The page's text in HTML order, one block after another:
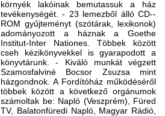
környék lakóinak bemutassuk a ház
tevékenységét. - 23 lemezből álló CD-­
ROM gyűjteményt (szótárak, lexikonok)
adományozott a háznak a Goethe
Institut-Inter Nationes. Többek között
cseh kézikönyvekkel is gyarapodott a
könyvtárunk. - Kiváló munkát végzett
Szamosfalviné Bocsor Zsuzsa mint
házgondnok. ­A Fordítóház működéséről
többek között a következő orgánumok
számoltak be: Napló (Veszprém), Fü­red
TV, Balatonfüredi Napló, Magyar Rádió,